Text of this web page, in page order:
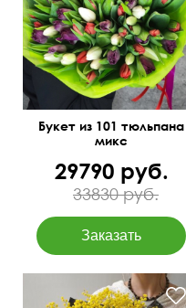
Букет из 101 тюльпана
микс
29790 руб.
33830 руб.